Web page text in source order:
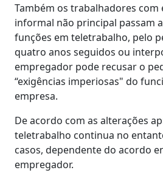
Também os trabalhadores
informal não principal passam
funções em teletrabalho, pelo
quatro anos seguidos ou
empregador pode recusar o
“exigências imperiosas" do
empresa.
De acordo com as alterações
teletrabalho continua no
casos, dependente do acordo
empregador.